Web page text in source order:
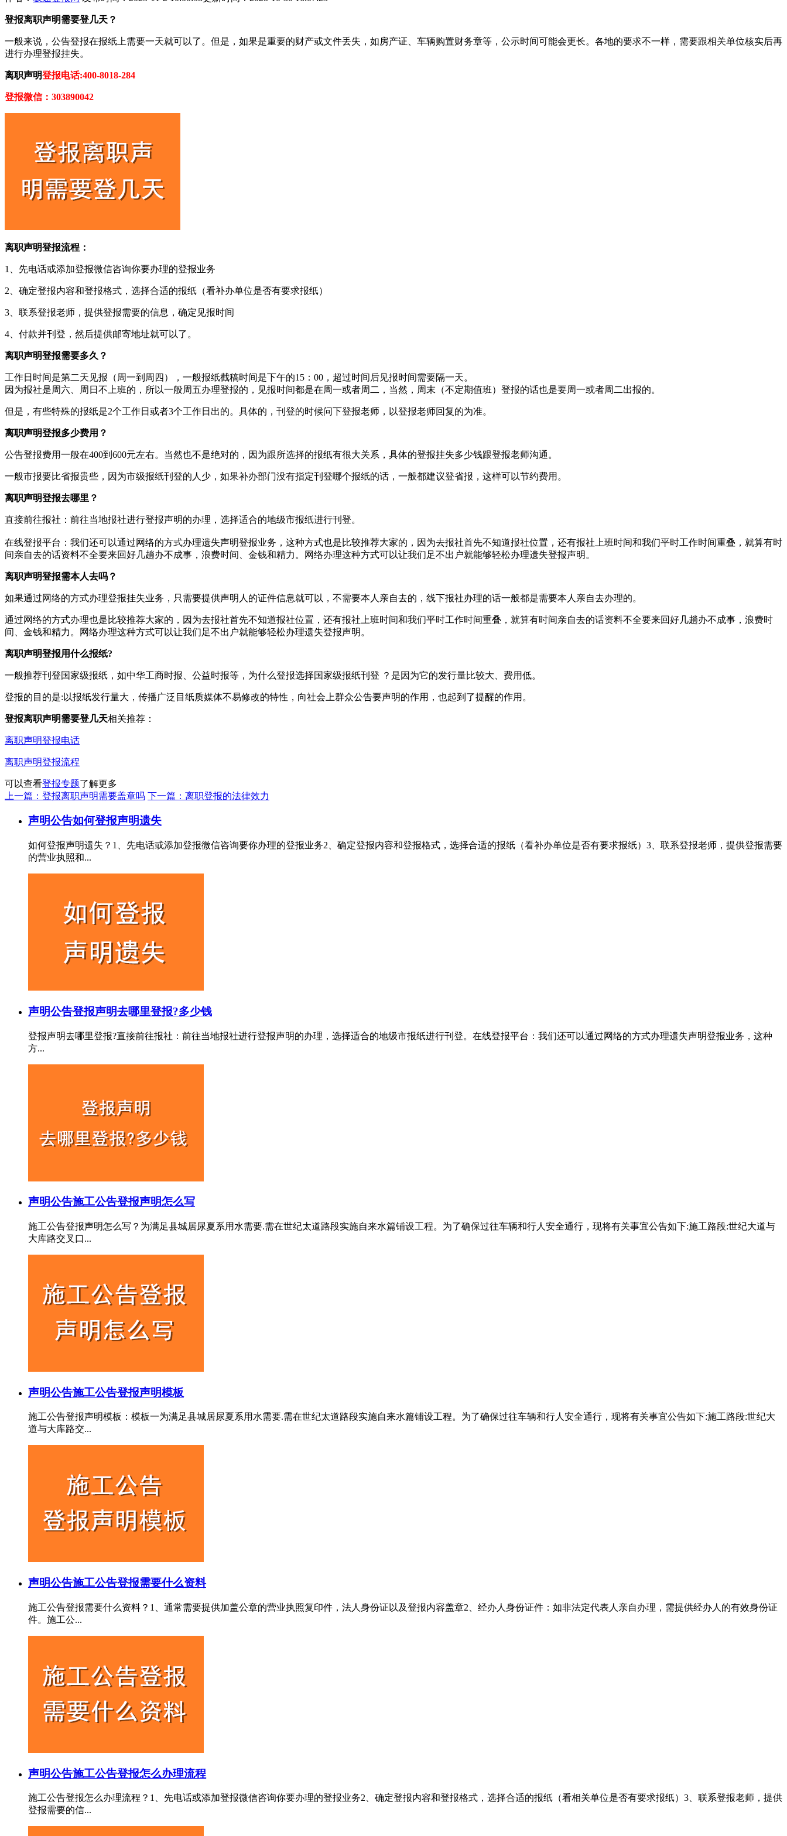
登报离职声明需要登几天？
一般来说，公告登报在报纸上需要一天就可以了。但是，如果是重要的财产或文件丢失，如房产证、车辆购置财务章等，公示时间可能会更长。各地的要求不一样，需要跟相关单位核实后再
进行办理登报挂失。
离职声明登报电话:400-8018-284
登报微信：303890042
离职声明登报流程：
1、先电话或添加登报微信咨询你要办理的登报业务
2、确定登报内容和登报格式，选择合适的报纸（看补办单位是否有要求报纸）
3、联系登报老师，提供登报需要的信息，确定见报时间
4、付款并刊登，然后提供邮寄地址就可以了。
离职声明登报需要多久？
工作日时间是第二天见报（周一到周四），一般报纸截稿时间是下午的15：00，超过时间后见报时间需要隔一天。
因为报社是周六、周日不上班的，所以一般周五办理登报的，见报时间都是在周一或者周二，当然，周末（不定期值班）登报的话也是要周一或者周二出报的。
但是，有些特殊的报纸是2个工作日或者3个工作日出的。具体的，刊登的时候问下登报老师，以登报老师回复的为准。
离职声明登报多少费用？
公告登报费用一般在400到600元左右。当然也不是绝对的，因为跟所选择的报纸有很大关系，具体的登报挂失多少钱跟登报老师沟通。
一般市报要比省报贵些，因为市级报纸刊登的人少，如果补办部门没有指定刊登哪个报纸的话，一般都建议登省报，这样可以节约费用。
离职声明登报去哪里？
直接前往报社‌：‌前往当地报社进行登报声明的办理，‌选择适合的地级市报纸进行刊登。‌
在线登报平台‌：‌我们还可以通过网络的方式办理遗失声明登报业务，这种方式也是比较推荐大家的，因为去报社首先不知道报社位置，还有报社上班时间和我们平时工作时间重叠，就算有时
间亲自去的话资料不全要来回好几趟办不成事，浪费时间、金钱和精力。网络办理这种方式可以让我们足不出户就能够轻松办理遗失登报声明。
离职声明登报需本人去吗？
如果通过网络的方式办理登报挂失业务，只需要提供声明人的证件信息就可以，不需要本人亲自去的，线下报社办理的话一般都是需要本人亲自去办理的。
通过网络的方式办理也是比较推荐大家的，因为去报社首先不知道报社位置，还有报社上班时间和我们平时工作时间重叠，就算有时间亲自去的话资料不全要来回好几趟办不成事，浪费时
间、金钱和精力。网络办理这种方式可以让我们足不出户就能够轻松办理遗失登报声明。
离职声明登报用什么报纸?
一般推荐刊登国家级报纸，如中华工商时报、公益时报等，为什么登报选择国家级报纸刊登 ？是因为它的发行量比较大、费用低。
登报的目的是:以报纸发行量大，传播广泛目纸质媒体不易修改的特性，向社会上群众公告要声明的作用，也起到了提醒的作用。
登报离职声明需要登几天相关推荐：
离职声明登报电话
离职声明登报流程
可以查看登报专题了解更多
上一篇：登报离职声明需要盖章吗 下一篇：离职登报的法律效力
声明公告如何登报声明遗失
如何登报声明遗失？1、先电话或添加登报微信咨询要你办理的登报业务2、确定登报内容和登报格式，选择合适的报纸（看补办单位是否有要求报纸）3、联系登报老师，提供登报需要
的营业执照和...
声明公告登报声明去哪里登报?多少钱
登报声明去哪里登报?直接前往报社‌：‌前往当地报社进行登报声明的办理，‌选择适合的地级市报纸进行刊登。‌‌在线登报平台‌：‌我们还可以通过网络的方式办理遗失声明登报业务，这种
方...
声明公告施工公告登报声明怎么写
施工公告登报声明怎么写？为满足县城居尿夏系用水需要.需在世纪太道路段实施自来水篇铺设工程。为了确保过往车辆和行人安全通行，现将有关事宜公告如下:施工路段:世纪大道与
大库路交叉口...
声明公告施工公告登报声明模板
施工公告登报声明模板：模板一为满足县城居尿夏系用水需要.需在世纪太道路段实施自来水篇铺设工程。为了确保过往车辆和行人安全通行，现将有关事宜公告如下:施工路段:世纪大
道与大库路交...
声明公告施工公告登报需要什么资料
施工公告登报需要什么资料？1‌、通常需要提供加盖公章的营业执照复印件，法人身份证以及登报内容盖章2、经办人身份证件‌：如非法定代表人亲自办理，需提供经办人的有效身份证
件。施工公...
声明公告施工公告登报怎么办理流程
施工公告登报怎么办理流程？1、先电话或添加登报微信咨询你要办理的登报业务2、确定登报内容和登报格式，选择合适的报纸（看相关单位是否有要求报纸）3、联系登报老师，提供
登报需要的信...